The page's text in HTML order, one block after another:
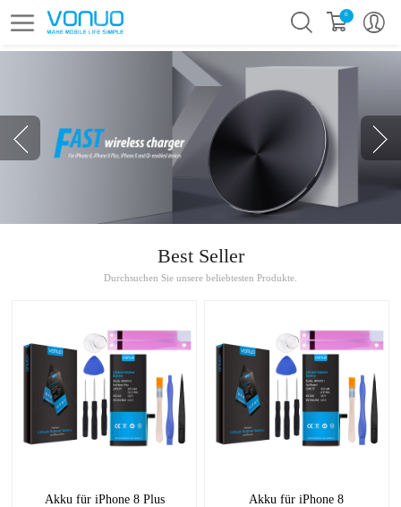
0
next
Best Seller
Durchsuchen Sie unsere beliebtesten Produkte.
Akku für iPhone 8 Plus Akku für iPhone 8